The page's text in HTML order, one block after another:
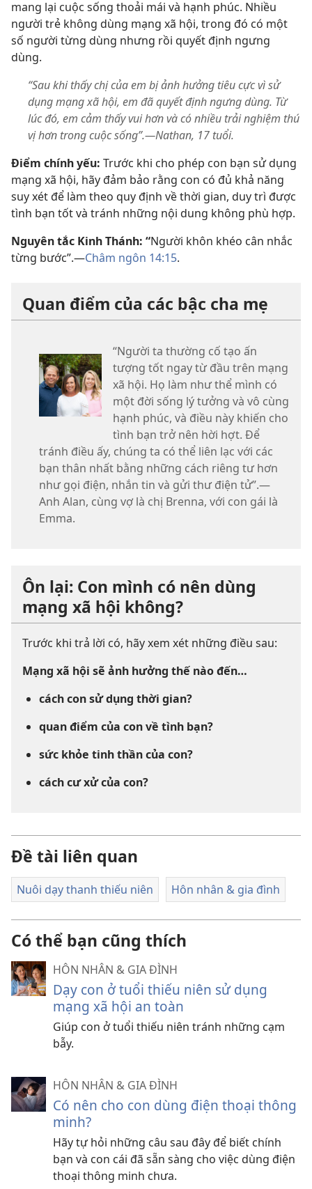
mang lại cuộc sống thoải mái và hạnh phúc. Nhiều
người trẻ không dùng mạng xã hội, trong đó có một
số người từng dùng nhưng rồi quyết định ngưng
dùng.
“Sau khi thấy chị của em bị ảnh hưởng tiêu cực vì sử
dụng mạng xã hội, em đã quyết định ngưng dùng. Từ
lúc đó, em cảm thấy vui hơn và có nhiều trải nghiệm thú
vị hơn trong cuộc sống”.—Nathan, 17 tuổi.
Điểm chính yếu: Trước khi cho phép con bạn sử dụng
mạng xã hội, hãy đảm bảo rằng con có đủ khả năng
suy xét để làm theo quy định về thời gian, duy trì được
tình bạn tốt và tránh những nội dung không phù hợp.
Nguyên tắc Kinh Thánh: “Người khôn khéo cân nhắc
từng bước”.​—Châm ngôn 14:15.
Quan điểm của các bậc cha mẹ
“Người ta thường cố tạo ấn
tượng tốt ngay từ đầu trên mạng
xã hội. Họ làm như thể mình có
một đời sống lý tưởng và vô cùng
hạnh phúc, và điều này khiến cho
tình bạn trở nên hời hợt. Để
tránh điều ấy, chúng ta có thể liên lạc với các
bạn thân nhất bằng những cách riêng tư hơn
như gọi điện, nhắn tin và gửi thư điện tử”.—
Anh Alan, cùng vợ là chị Brenna, với con gái là
Emma.
Ôn lại: Con mình có nên dùng
mạng xã hội không?
Trước khi trả lời có, hãy xem xét những điều sau:
Mạng xã hội sẽ ảnh hưởng thế nào đến…
cách con sử dụng thời gian?
quan điểm của con về tình bạn?
sức khỏe tinh thần của con?
cách cư xử của con?
Đề tài liên quan
Nuôi dạy thanh thiếu niên Hôn nhân & gia đình
Có thể bạn cũng thích
HÔN NHÂN & GIA ĐÌNH
Dạy con ở tuổi thiếu niên sử dụng
mạng xã hội an toàn
Giúp con ở tuổi thiếu niên tránh những cạm
bẫy.
HÔN NHÂN & GIA ĐÌNH
Có nên cho con dùng điện thoại thông
minh?
Hãy tự hỏi những câu sau đây để biết chính
bạn và con cái đã sẵn sàng cho việc dùng điện
thoại thông minh chưa.